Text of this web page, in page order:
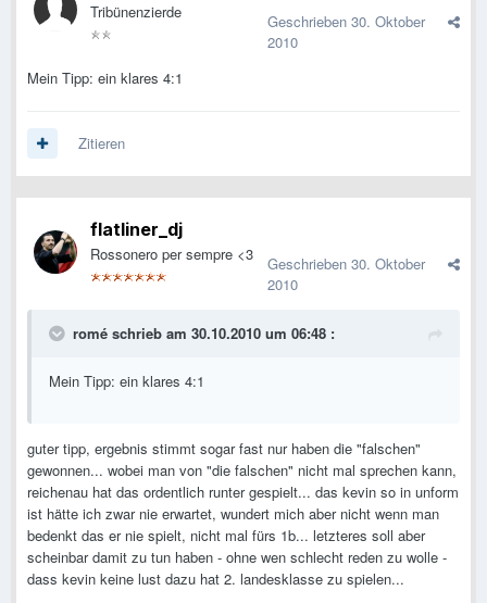
Tribünenzierde Geschrieben 30. Oktober
2010
Mein Tipp: ein klares 4:1
Zitieren
flatliner_dj
Rossonero per sempre <3 Geschrieben 30. Oktober
2010
romé schrieb am 30.10.2010 um 06:48 :
Mein Tipp: ein klares 4:1
guter tipp, ergebnis stimmt sogar fast nur haben die "falschen"
gewonnen... wobei man von "die falschen" nicht mal sprechen kann,
reichenau hat das ordentlich runter gespielt... das kevin so in unform
ist hätte ich zwar nie erwartet, wundert mich aber nicht wenn man
bedenkt das er nie spielt, nicht mal fürs 1b... letzteres soll aber
scheinbar damit zu tun haben - ohne wen schlecht reden zu wolle -
dass kevin keine lust dazu hat 2. landesklasse zu spielen...